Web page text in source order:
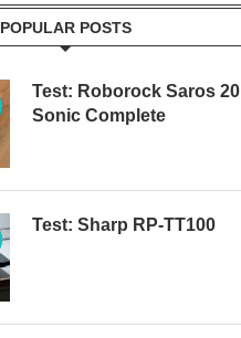
POPULAR POSTS
Test: Roborock Saros 20
Sonic Complete
Test: Sharp RP-TT100